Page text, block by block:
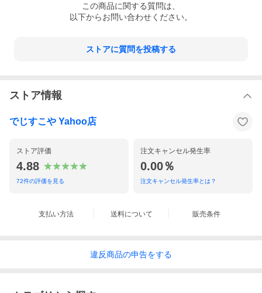
この商品に関する質問は、
以下からお問い合わせください。
ストアに質問を投稿する
ストア情報
でじすこや Yahoo店
ストア評価
4.88
72件の評価を見る
注文キャンセル発生率
0.00％
注文キャンセル発生率とは？
支払い方法 送料について 販売条件
違反商品の申告をする